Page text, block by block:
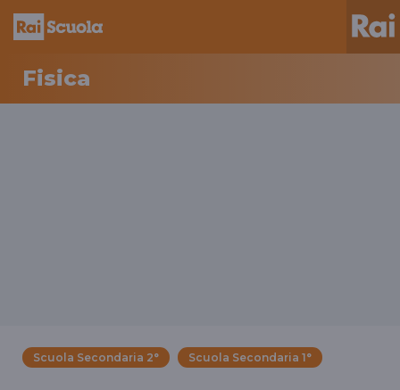
Fisica
Scuola Secondaria 2° Scuola Secondaria 1°